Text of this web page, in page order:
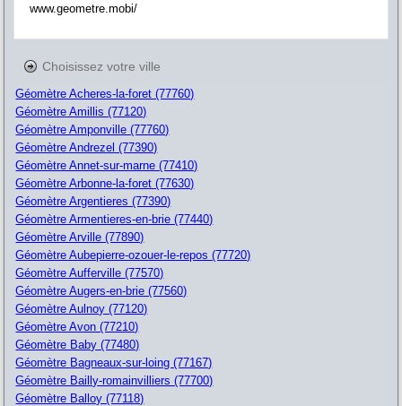
www.geometre.mobi/
Choisissez votre ville
Géomètre Acheres-la-foret (77760)
Géomètre Amillis (77120)
Géomètre Amponville (77760)
Géomètre Andrezel (77390)
Géomètre Annet-sur-marne (77410)
Géomètre Arbonne-la-foret (77630)
Géomètre Argentieres (77390)
Géomètre Armentieres-en-brie (77440)
Géomètre Arville (77890)
Géomètre Aubepierre-ozouer-le-repos (77720)
Géomètre Aufferville (77570)
Géomètre Augers-en-brie (77560)
Géomètre Aulnoy (77120)
Géomètre Avon (77210)
Géomètre Baby (77480)
Géomètre Bagneaux-sur-loing (77167)
Géomètre Bailly-romainvilliers (77700)
Géomètre Balloy (77118)